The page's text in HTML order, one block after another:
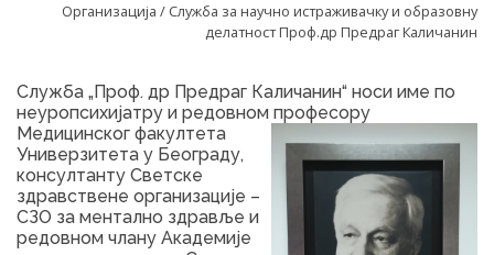
Организација / Служба за научно истраживачку и образовну
делатност Проф.др Предраг Каличанин
Служба „Проф. др Предраг Каличанин“ носи име по
неуропсихијатру и редовном професору
Медицинског факултета
Универзитета у Београду,
консултанту Светске
здравствене организације –
СЗО за ментално здравље и
редовном члану Академије